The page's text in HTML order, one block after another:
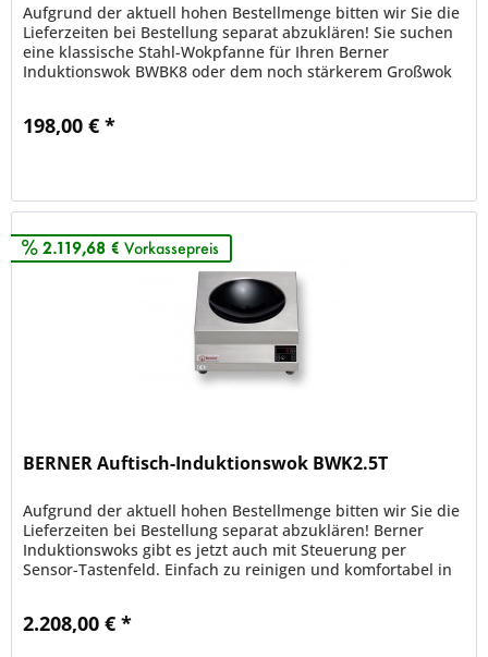
Aufgrund der aktuell hohen Bestellmenge bitten wir Sie die
Lieferzeiten bei Bestellung separat abzuklären! Sie suchen
eine klassische Stahl-Wokpfanne für Ihren Berner
Induktionswok BWBK8 oder dem noch stärkerem Großwok
198,00 € *
2.119,68 € Vorkassepreis
BERNER Auftisch-Induktionswok BWK2.5T
Aufgrund der aktuell hohen Bestellmenge bitten wir Sie die
Lieferzeiten bei Bestellung separat abzuklären! Berner
Induktionswoks gibt es jetzt auch mit Steuerung per
Sensor-Tastenfeld. Einfach zu reinigen und komfortabel in
2.208,00 € *